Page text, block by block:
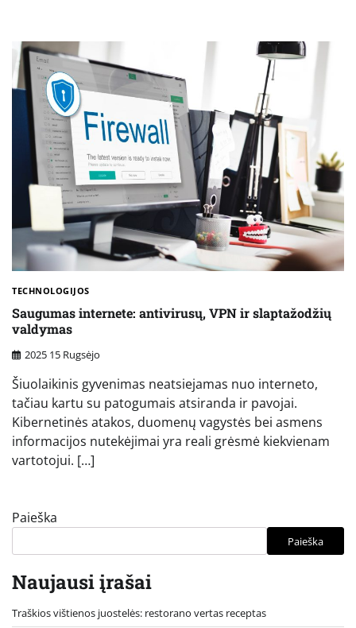
TECHNOLOGIJOS
Saugumas internete: antivirusų, VPN ir slaptažodžių
valdymas
2025 15 Rugsėjo
Šiuolaikinis gyvenimas neatsiejamas nuo interneto,
tačiau kartu su patogumais atsiranda ir pavojai.
Kibernetinės atakos, duomenų vagystės bei asmens
informacijos nutekėjimai yra reali grėsmė kiekvienam
vartotojui. […]
Paieška
Paieška
Naujausi įrašai
Traškios vištienos juostelės: restorano vertas receptas